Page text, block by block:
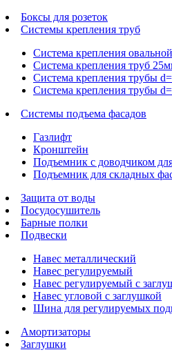
Боксы для розеток
Системы крепления труб
Система крепления
Система крепления труб
Система крепления трубы
Система крепления трубы
Системы подъема фасадов
Газлифт
Кронштейн
Подъемник с доводчиком
Подъемник для складных
Защита от воды
Посудосушитель
Барные полки
Подвески
Навес металлический
Навес регулируемый
Навес регулируемый с
Навес угловой с заглушкой
Шина для регулируемых
Амортизаторы
Заглушки